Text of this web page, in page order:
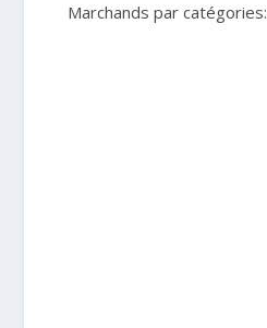
Marchands par catégories: